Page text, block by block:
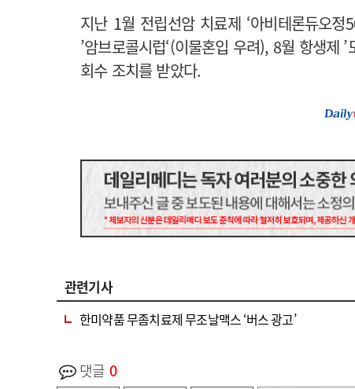
지난 1월 전립선암 치료제 ‘아비테론듀오
’암브로콜시럽‘(이물혼입 우려), 8월 항생제
회수 조치를 받았다.
관련기사
한미약품 무좀치료제 무조날맥스 ‘버스 광고’
댓글 0